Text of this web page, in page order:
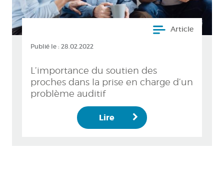
Article
Publié le : 28.02.2022
L’importance du soutien des
proches dans la prise en charge d’un
problème auditif
Lire